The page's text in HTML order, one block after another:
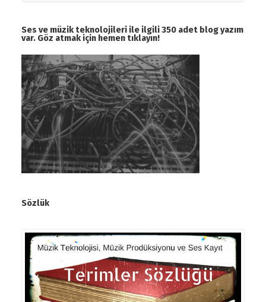
Ses ve müzik teknolojileri ile ilgili 350 adet blog yazım
var. Göz atmak için hemen tıklayın!
Sözlük